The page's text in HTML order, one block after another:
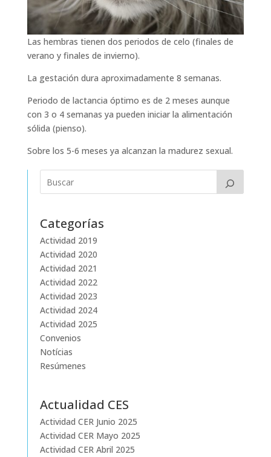
Las hembras tienen dos periodos de celo (finales de
verano y finales de invierno).
La gestación dura aproximadamente 8 semanas.
Periodo de lactancia óptimo es de 2 meses aunque
con 3 o 4 semanas ya pueden iniciar la alimentación
sólida (pienso).
Sobre los 5-6 meses ya alcanzan la madurez sexual.
Categorías
Actividad 2019
Actividad 2020
Actividad 2021
Actividad 2022
Actividad 2023
Actividad 2024
Actividad 2025
Convenios
Notícias
Resúmenes
Actualidad CES
Actividad CER Junio 2025
Actividad CER Mayo 2025
Actividad CER Abril 2025